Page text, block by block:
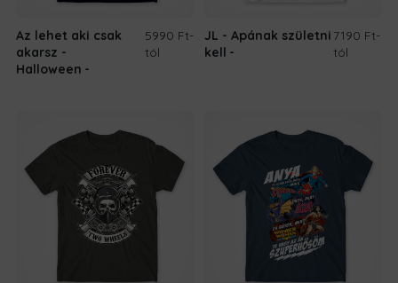
Az lehet aki csak
akarsz -
Halloween
5990 Ft-
tól
JL - Apának születni
kell
7190 Ft-
tól